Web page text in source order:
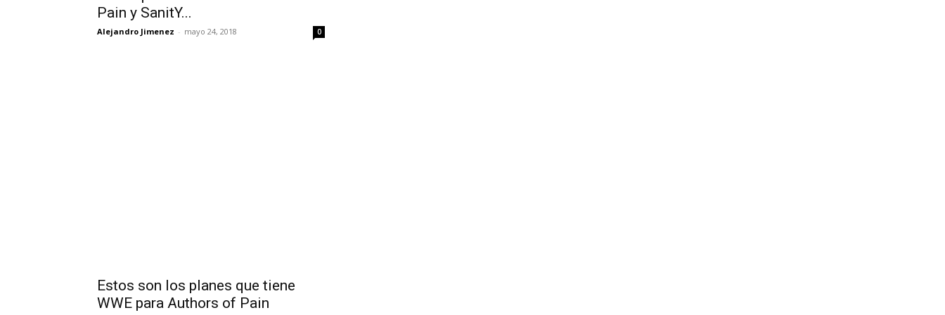
Pain y SanitY...
Alejandro Jimenez - mayo 24, 2018 0
Estos son los planes que tiene
WWE para Authors of Pain